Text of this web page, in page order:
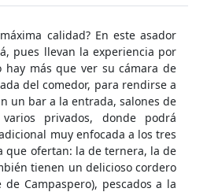
calidad? En este asador
pues llevan la experiencia por
hay más que ver su cámara de
del comedor, para rendirse a
un bar a la entrada, salones de
privados, donde podrá
muy enfocada a los tres
que ofertan: la de ternera, la de
tienen un delicioso cordero
Campaspero), pescados a la